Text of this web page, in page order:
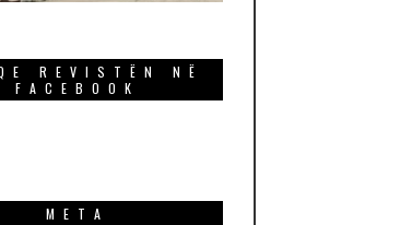
REVISTËN NË
FACEBOOK
META